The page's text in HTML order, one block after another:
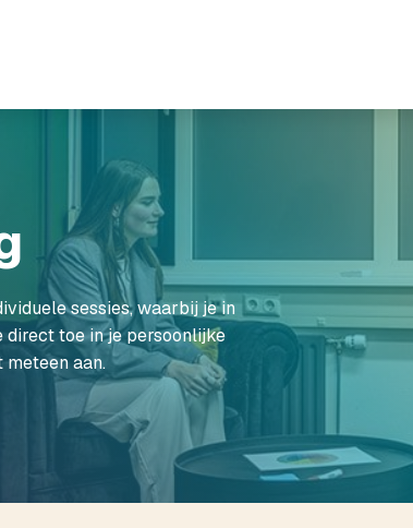
sessies, waarbij je in
direct toe in je persoonlijke
aan.